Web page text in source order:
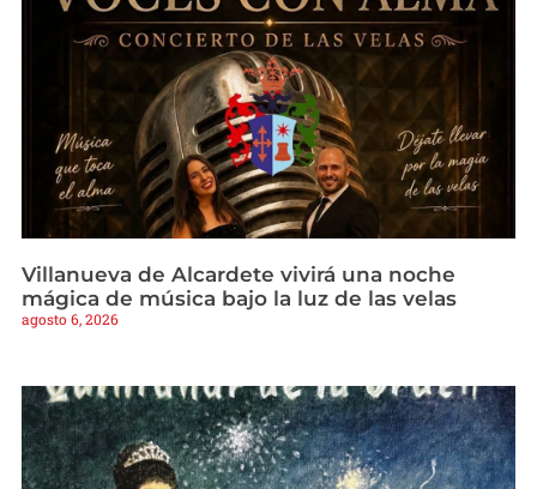
Villanueva de Alcardete vivirá una noche
mágica de música bajo la luz de las velas
agosto 6, 2026